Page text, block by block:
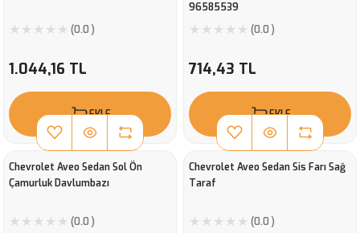
(0.0 )
1.044,16 TL
EKLE
96585539
(0.0 )
714,43 TL
EKLE
Chevrolet Aveo Sedan Sol Ön
Çamurluk Davlumbazı
(0.0 )
Chevrolet Aveo Sedan Sis Farı Sağ
Taraf
(0.0 )